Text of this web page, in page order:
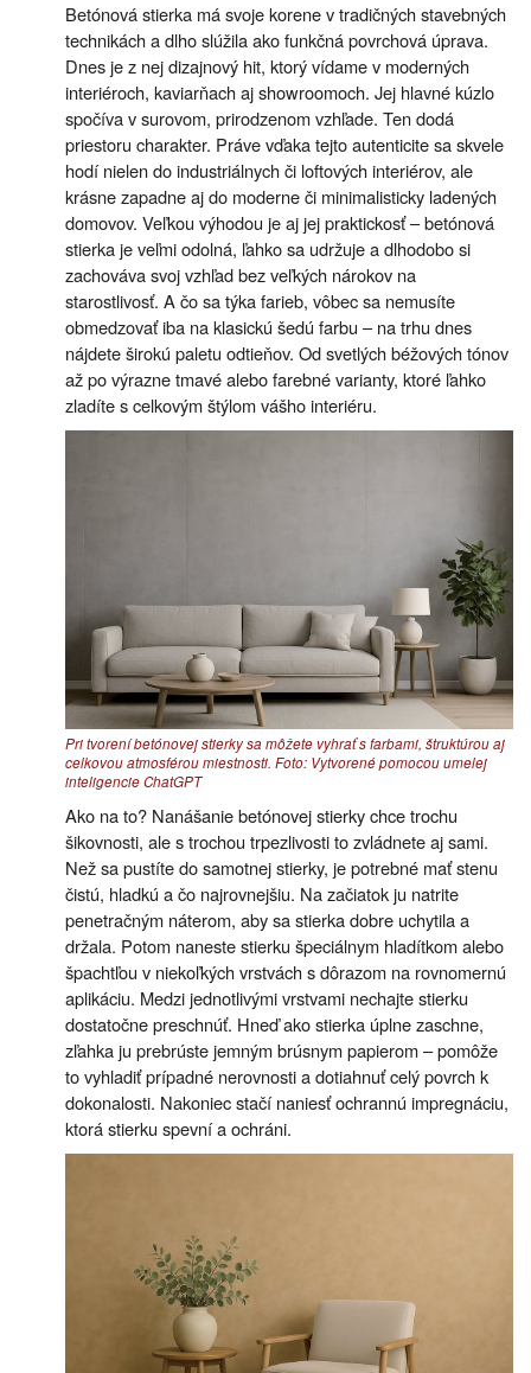
Betónová stierka má svoje korene v tradičných stavebných
technikách a dlho slúžila ako funkčná povrchová úprava.
Dnes je z nej dizajnový hit, ktorý vídame v moderných
interiéroch, kaviarňach aj showroomoch. Jej hlavné kúzlo
spočíva v surovom, prirodzenom vzhľade. Ten dodá
priestoru charakter. Práve vďaka tejto autenticite sa skvele
hodí nielen do industriálnych či loftových interiérov, ale
krásne zapadne aj do moderne či minimalisticky ladených
domovov. Veľkou výhodou je aj jej praktickosť – betónová
stierka je veľmi odolná, ľahko sa udržuje a dlhodobo si
zachováva svoj vzhľad bez veľkých nárokov na
starostlivosť. A čo sa týka farieb, vôbec sa nemusíte
obmedzovať iba na klasickú šedú farbu – na trhu dnes
nájdete širokú paletu odtieňov. Od svetlých béžových tónov
až po výrazne tmavé alebo farebné varianty, ktoré ľahko
zladíte s celkovým štýlom vášho interiéru.
Pri tvorení betónovej stierky sa môžete vyhrať s farbami, štruktúrou aj
celkovou atmosférou miestnosti. Foto: Vytvorené pomocou umelej
inteligencie ChatGPT
Ako na to? Nanášanie betónovej stierky chce trochu
šikovnosti, ale s trochou trpezlivosti to zvládnete aj sami.
Než sa pustíte do samotnej stierky, je potrebné mať stenu
čistú, hladkú a čo najrovnejšiu. Na začiatok ju natrite
penetračným náterom, aby sa stierka dobre uchytila a
držala. Potom naneste stierku špeciálnym hladítkom alebo
špachtľou v niekoľkých vrstvách s dôrazom na rovnomernú
aplikáciu. Medzi jednotlivými vrstvami nechajte stierku
dostatočne preschnúť. Hneď ako stierka úplne zaschne,
zľahka ju prebrúste jemným brúsnym papierom – pomôže
to vyhladiť prípadné nerovnosti a dotiahnuť celý povrch k
dokonalosti. Nakoniec stačí naniesť ochrannú impregnáciu,
ktorá stierku spevní a ochráni.